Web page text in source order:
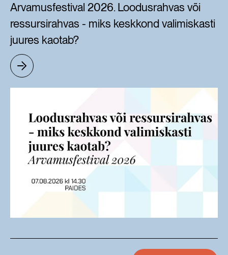
Arvamusfestival 2026. Loodusrahvas või
ressursirahvas - miks keskkond valimiskasti
juures kaotab?